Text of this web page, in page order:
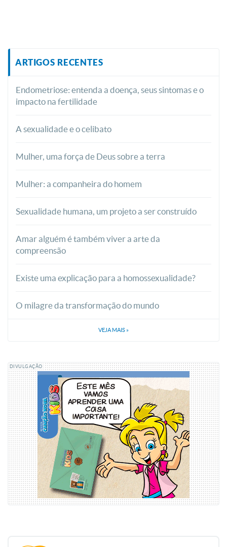
ARTIGOS RECENTES
Endometriose: entenda a doença, seus sintomas e o
impacto na fertilidade
A sexualidade e o celibato
Mulher, uma força de Deus sobre a terra
Mulher: a companheira do homem
Sexualidade humana, um projeto a ser construído
Amar alguém é também viver a arte da
compreensão
Existe uma explicação para a homossexualidade?
O milagre da transformação do mundo
VEJA MAIS »
DIVULGAÇÃO